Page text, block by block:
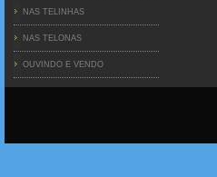
NAS TELINHAS
NAS TELONAS
OUVINDO E VENDO